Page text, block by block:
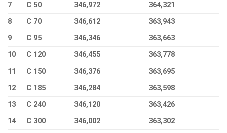
7
C 50 346,972
364,321
8
C 70 346,612
363,943
9
C 95 346,346
363,663
10
C 120 346,455
363,778
11
C 150 346,376
363,695
12
C 185 346,284
363,598
13
C 240 346,120
363,426
14
C 300 346,002
363,302